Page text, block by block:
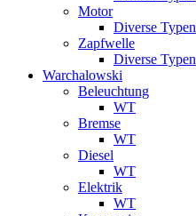
Motor
Diverse Typen
Zapfwelle
Diverse Typen
Warchalowski
Beleuchtung
WT
Bremse
WT
Diesel
WT
Elektrik
WT